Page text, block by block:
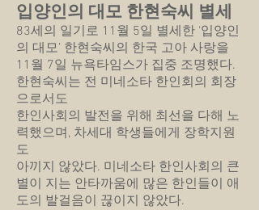
입양인의 대모 한현숙씨 별세
83세의 일기로 11월 5일 별세한 ‘입양인
의 대모’ 한현숙씨의 한국 고아 사랑을
11월 7일 뉴욕타임스가 집중 조명했다.
한현숙씨는 전 미네소타 한인회의 회장
으로서도
한인사회의 발전을 위해 최선을 다해 노
력했으며, 차세대 학생들에게 장학지원
도
아끼지 않았다. 미네소타 한인사회의 큰
별이 지는 안타까움에 많은 한인들이 애
도의 발걸음이 끊이지 않았다.